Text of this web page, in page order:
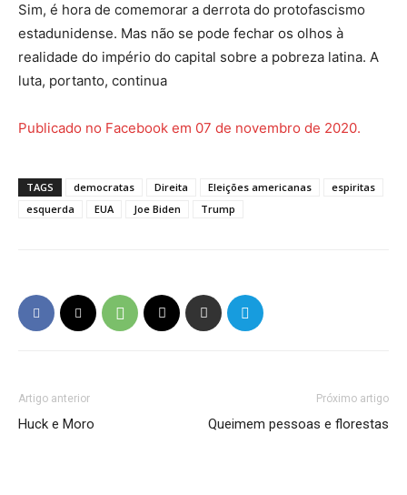
Sim, é hora de comemorar a derrota do protofascismo
estadunidense. Mas não se pode fechar os olhos à
realidade do império do capital sobre a pobreza latina. A
luta, portanto, continua
Publicado no Facebook em 07 de novembro de 2020.
TAGS democratas Direita Eleições americanas
espiritas
esquerda
EUA Joe Biden Trump
Artigo anterior
Huck e Moro
Próximo artigo
Queimem pessoas e florestas